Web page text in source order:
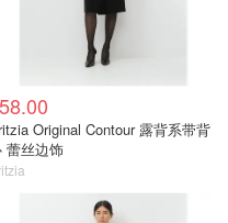
Original Contour 露背系带背
蕾丝边饰